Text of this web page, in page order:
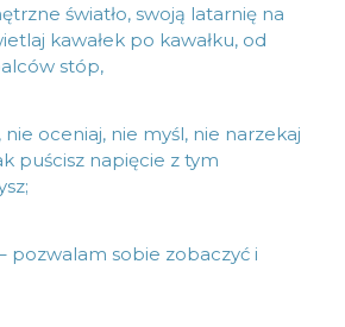
światło, swoją latarnię na
kawałek po kawałku, od
stóp,
oceniaj, nie myśl, nie narzekaj
puścisz napięcie z tym
pozwalam sobie zobaczyć i